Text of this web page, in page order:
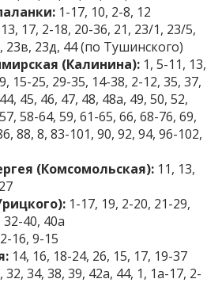
1-17, 10, 2-8, 12
17, 2-18, 20-36, 21, 23/1, 23/5,
23в, 23д, 44 (по Тушинского)
(Калинина): 1, 5-11, 13,
15-25, 29-35, 14-38, 2-12, 35, 37,
45, 46, 47, 48, 48а, 49, 50, 52,
58-64, 59, 61-65, 66, 68-76, 69,
88, 8, 83-101, 90, 92, 94, 96-102,
(Комсомольская): 11, 13,
1-17, 19, 2-20, 21-29,
40, 40а
16, 9-15
14, 16, 18-24, 26, 15, 17, 19-37
34, 38, 39, 42а, 44, 1, 1а-17, 2-